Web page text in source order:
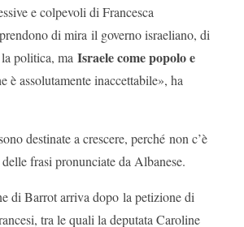
e colpevoli di Francesca
di mira il governo israeliano, di
politica, ma Israele come popolo e
è assolutamente inaccettabile», ha
destinate a crescere, perché non c’è
frasi pronunciate da Albanese.
di Barrot arriva dopo la petizione di
tra le quali la deputata Caroline